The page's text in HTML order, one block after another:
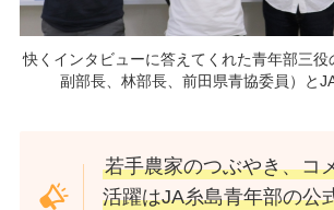
快くインタビューに答えてくれた青年部三
副部長、林部長、前田県青協委員）と
若手農家のつぶやき、コ
活躍はJA糸島青年部の公